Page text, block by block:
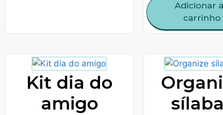
Adicionar
carrinho
Kit dia do
amigo